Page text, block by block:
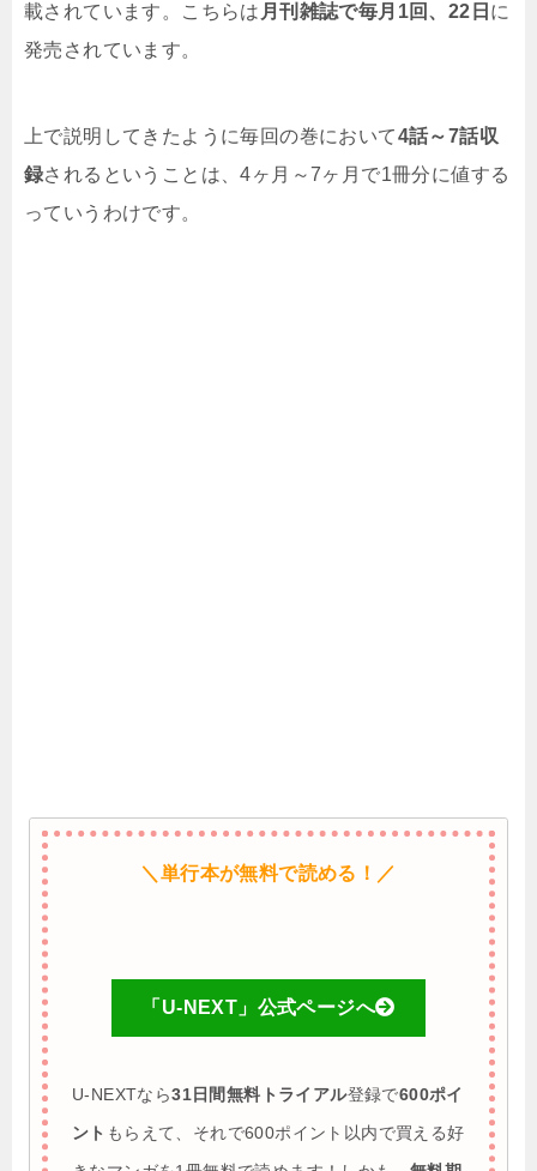
載されています。こちらは 月刊雑誌で毎月1回、22日 に
発売されています。
上で説明してきたように毎回の巻において4話～7話収
録されるということは、4ヶ月～7ヶ月で1冊分に値する
っていうわけです。
＼単行本が無料で読める！／
「U-NEXT」公式ページへ
U-NEXTなら31日間無料トライアル登録で600ポイ
ント もらえて、それで600ポイント以内で買える好